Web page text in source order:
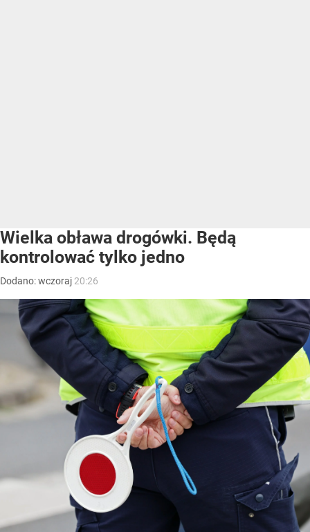
Wielka obława drogówki. Będą
kontrolować tylko jedno
Dodano:wczoraj 20:26